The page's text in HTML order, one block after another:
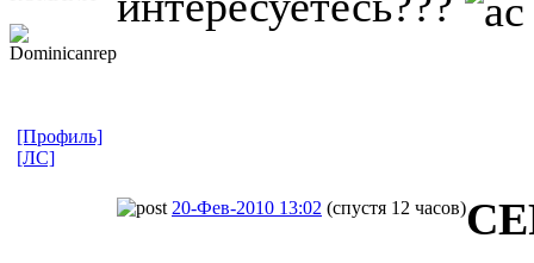
[Профиль]
[ЛС]
20-Фев-2010 13:02 (спустя 12 часов)